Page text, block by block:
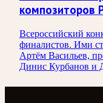
композиторов
Всероссийский
финалистов. Ими
Артём Васильев,
Динис Курбанов и